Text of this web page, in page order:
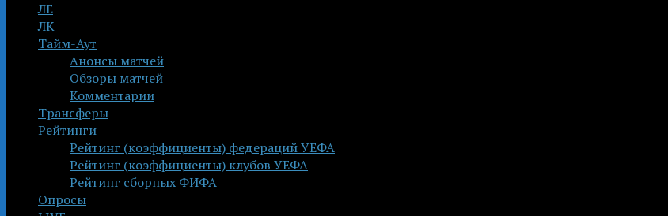
ЛЕ
ЛК
Тайм-Аут
Анонсы матчей
Обзоры матчей
Комментарии
Трансферы
Рейтинги
Рейтинг (коэффициенты) федераций УЕФА
Рейтинг (коэффициенты) клубов УЕФА
Рейтинг сборных ФИФА
Опросы